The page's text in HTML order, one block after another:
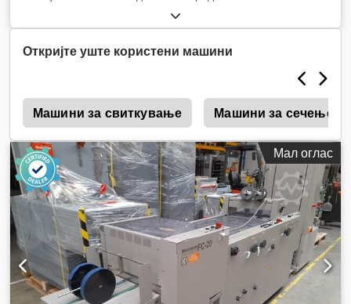
Откријте уште користени машини
Машини за свиткување Машини за сечење
Мал оглас